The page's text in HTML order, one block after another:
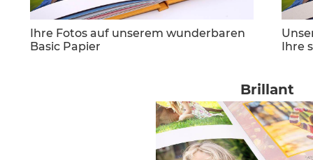
Ihre Fotos auf unserem wunderbaren
Basic Papier
Ihre
Brillant